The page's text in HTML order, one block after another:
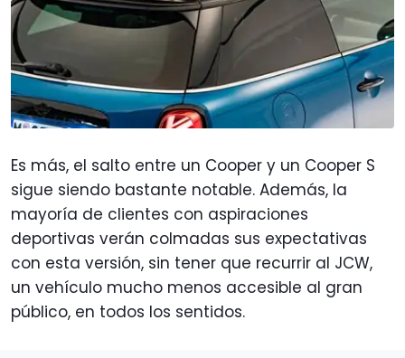
Es más, el salto entre un Cooper y un Cooper S
sigue siendo bastante notable. Además, la
mayoría de clientes con aspiraciones
deportivas verán colmadas sus expectativas
con esta versión, sin tener que recurrir al JCW,
un vehículo mucho menos accesible al gran
público, en todos los sentidos.